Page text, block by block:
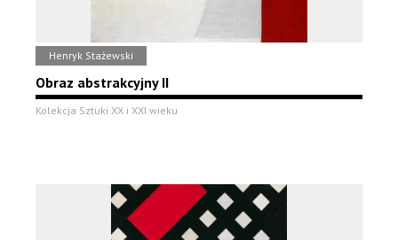
Henryk Stażewski
Obraz abstrakcyjny II
Kolekcja Sztuki XX i XXI wieku